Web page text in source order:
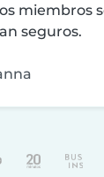
miembros
seguros.